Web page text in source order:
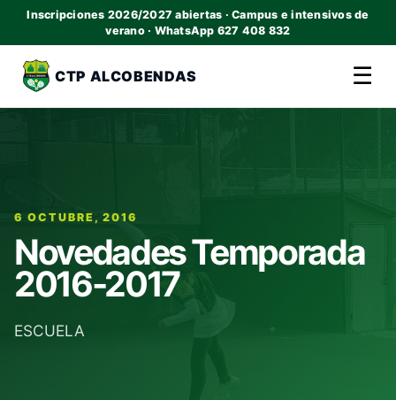
Inscripciones 2026/2027 abiertas · Campus e intensivos de
verano · WhatsApp 627 408 832
CTP ALCOBENDAS ☰
6 OCTUBRE, 2016
Novedades Temporada
2016-2017
ESCUELA